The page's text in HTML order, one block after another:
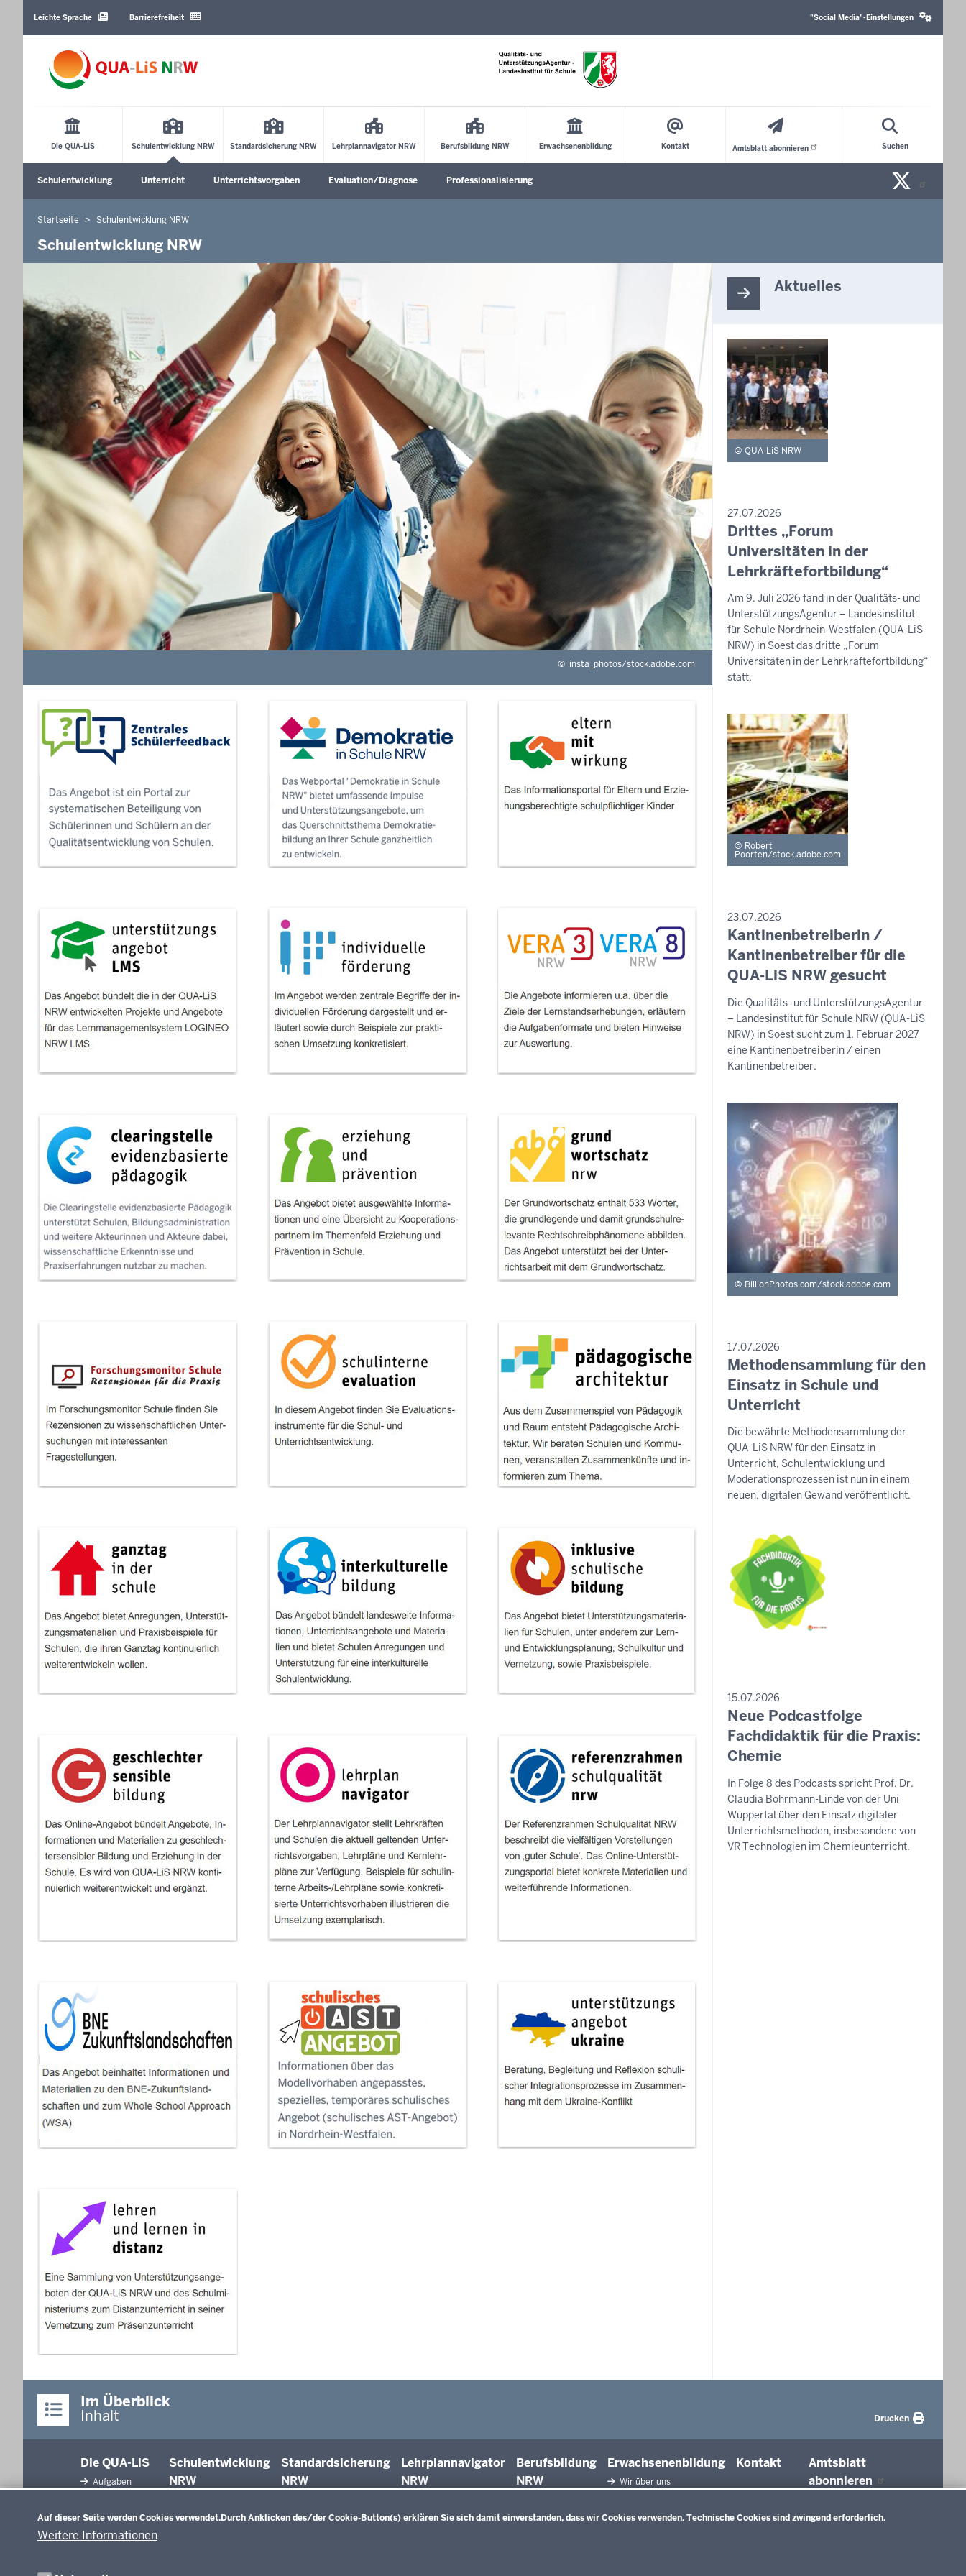
Auf dieser Seite werden Cookies verwendet.Durch Anklicken des/der Cookie-Button(s) erklären Sie sich damit einverstanden, dass wir Cookies verwenden. Technische Cookies sind zwingend erforderlich.
Weitere Informationen
Sprachen
Leichte Sprache Barrierefreiheit
media
"Social Media"-Einstellungen
Die QUA-LiS Schulentwicklung NRW Standardsicherung NRW Lehrplannavigator NRW Berufsbildung NRW Erwachsenenbildung Kontakt Amtsblatt abonnieren Suchen
Schulentwicklung Unterricht Unterrichtsvorgaben Evaluation/Diagnose Professionalisierung X/
Sie
befinden
Startseite Schulentwicklung NRW
Schulentwicklung NRW
© insta_photos/stock.adobe.com
Aktuelles
QUA-LiS NRW
PRESSEMITTEILUNG
27.07.2026
Donnerstag,
6.
August
-
11:25
Drittes „Forum
Universitäten in der
Lehrkräftefortbildung“
Am 9. Juli 2026 fand in der Qualitäts- und
UnterstützungsAgentur – Landesinstitut
für Schule Nordrhein-Westfalen (QUA-LiS
NRW) in Soest das dritte „Forum
Universitäten in der Lehrkräftefortbildung“
statt.
Robert
Poorten/stock.adobe.com
PRESSEMITTEILUNG
23.07.2026
Donnerstag,
6.
August
2026
-
11:25
Kantinenbetreiberin /
Kantinenbetreiber für die
QUA-LiS NRW gesucht
Die Qualitäts- und UnterstützungsAgentur
– Landesinstitut für Schule NRW (QUA-LiS
NRW) in Soest sucht zum 1. Februar 2027
eine Kantinenbetreiberin / einen
Kantinenbetreiber.
BillionPhotos.com/stock.adobe.com
PRESSEMITTEILUNG
17.07.2026
Donnerstag,
6.
August
-
11:25
Methodensammlung für den
Einsatz in Schule und
Unterricht
Die bewährte Methodensammlung der
QUA-LiS NRW für den Einsatz in
Unterricht, Schulentwicklung und
Moderationsprozessen ist nun in einem
neuen, digitalen Gewand veröffentlicht.
PRESSEMITTEILUNG
15.07.2026
Donnerstag,
6.
August
-
11:25
Neue Podcastfolge
Fachdidaktik für die Praxis:
Chemie
In Folge 8 des Podcasts spricht Prof. Dr.
Claudia Bohrmann-Linde von der Uni
Wuppertal über den Einsatz digitaler
Unterrichtsmethoden, insbesondere von
VR Technologien im Chemieunterricht.
Im Überblick
Inhalt Drucken
Die QUA-LiS
Aufgaben
Veranstaltungen
Schulentwicklung
NRW
Unterricht
Standardsicherung
NRW
Lehrplannavigator
NRW
Berufsbildung
NRW
Erwachsenenbildung
Wir über uns
Innovationen in der
Kontakt
Amtsblatt
abonnieren